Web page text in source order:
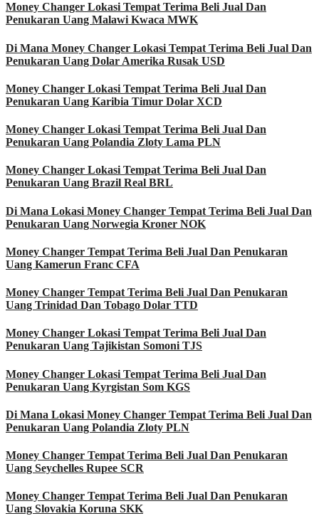
Money Changer Lokasi Tempat Terima Beli Jual Dan
Penukaran Uang Malawi Kwaca MWK
Di Mana Money Changer Lokasi Tempat Terima Beli Jual Dan
Penukaran Uang Dolar Amerika Rusak USD
Money Changer Lokasi Tempat Terima Beli Jual Dan
Penukaran Uang Karibia Timur Dolar XCD
Money Changer Lokasi Tempat Terima Beli Jual Dan
Penukaran Uang Polandia Zloty Lama PLN
Money Changer Lokasi Tempat Terima Beli Jual Dan
Penukaran Uang Brazil Real BRL
Di Mana Lokasi Money Changer Tempat Terima Beli Jual Dan
Penukaran Uang Norwegia Kroner NOK
Money Changer Tempat Terima Beli Jual Dan Penukaran
Uang Kamerun Franc CFA
Money Changer Tempat Terima Beli Jual Dan Penukaran
Uang Trinidad Dan Tobago Dolar TTD
Money Changer Lokasi Tempat Terima Beli Jual Dan
Penukaran Uang Tajikistan Somoni TJS
Money Changer Lokasi Tempat Terima Beli Jual Dan
Penukaran Uang Kyrgistan Som KGS
Di Mana Lokasi Money Changer Tempat Terima Beli Jual Dan
Penukaran Uang Polandia Zloty PLN
Money Changer Tempat Terima Beli Jual Dan Penukaran
Uang Seychelles Rupee SCR
Money Changer Tempat Terima Beli Jual Dan Penukaran
Uang Slovakia Koruna SKK